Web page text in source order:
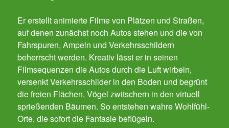
Er erstellt animierte Filme von Plätzen und Straßen,
auf denen zunächst noch Autos stehen und die von
Fahrspuren, Ampeln und Verkehrsschildern
beherrscht werden. Kreativ lässt er in seinen
Filmsequenzen die Autos durch die Luft wirbeln,
versenkt Verkehrsschilder in den Boden und begrünt
die freien Flächen. Vögel zwitschern in den virtuell
sprießenden Bäumen. So entstehen wahre Wohlfühl-
Orte, die sofort die Fantasie beflügeln.